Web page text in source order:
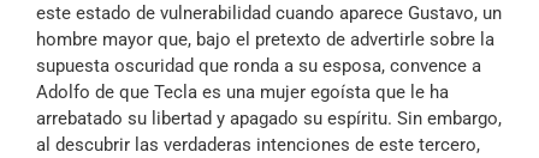
este estado de vulnerabilidad cuando aparece Gustavo, un
hombre mayor que, bajo el pretexto de advertirle sobre la
supuesta oscuridad que ronda a su esposa, convence a
Adolfo de que Tecla es una mujer egoísta que le ha
arrebatado su libertad y apagado su espíritu. Sin embargo,
al descubrir las verdaderas intenciones de este tercero,